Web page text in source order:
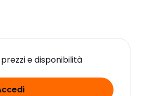
e disponibilità